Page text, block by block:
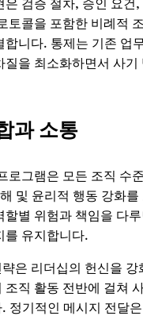
은 검증 절차, 승인 요건,
토콜을 포함한 비례적
합니다. 통제는 기존 업
질을 최소화하면서 사기
과 소통
로그램은 모든 조직 수
및 윤리적 행동 강화를
할별 위험과 책임을 다
를 유지합니다.
은 리더십의 헌신을 강
조직 활동 전반에 걸쳐
정기적인 메시지 전달은